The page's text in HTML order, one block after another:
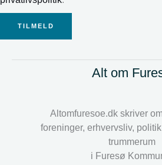
TILMELD
Alt om
Altomfuresoe.dk skriver
foreninger, erhvervsliv,
trummerum
i Furesø